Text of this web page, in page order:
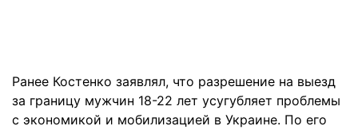
Ранее Костенко заявлял, что разрешение на выезд
за границу мужчин 18-22 лет усугубляет проблемы
с экономикой и мобилизацией в Украине. По его